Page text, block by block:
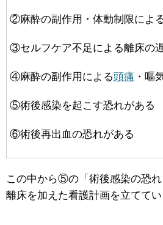
②麻酔の副作用・体動制限によ
③セルフケア不足による離床の
④麻酔の副作用による頭痛 ・嘔
⑤術後感染を起こす恐れがある
⑥術後再出血の恐れがある
この中から⑤の「術後感染の恐
離床を加えた看護計画を立ててい